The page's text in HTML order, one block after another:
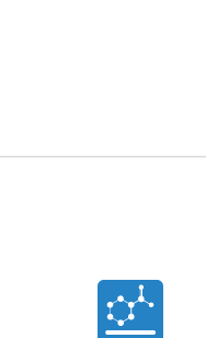
preizkušena rešitev, ki
in gibalne površine
počitek
prostori
cm zagotavljajo zanesljivo
Stranski puzzle spoj